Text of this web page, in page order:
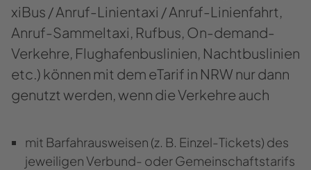
xi­Bus / Anruf-​Linientaxi / Anruf-​Linien­fahrt,
Anruf-​Sammeltaxi, Ruf­bus, On-​demand-
Verkehre, Flug­ha­fen­bus­li­ni­en, Nacht­bus­li­ni­en
etc.) kön­nen mit dem eTa­rif in NRW nur dann
ge­nutzt wer­den, wenn die Ver­keh­re auch
mit Bar­fahr­aus­wei­sen (z. B. Einzel-​Tickets) des
je­wei­li­gen Verbund-​ oder Ge­mein­schafts­ta­rifs